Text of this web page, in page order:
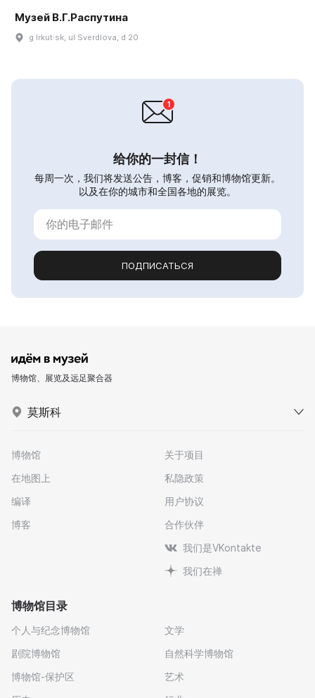
Музей В.Г.Распутина
g Irkut·sk, ul Sverdlova, d 20
给你的一封信！
每周一次，我们将发送公告，博客，促销和博物馆更新。
以及在你的城市和全国各地的展览。
ПОДПИСАТЬСЯ
博物馆、展览及远足聚合器
莫斯科
博物馆
在地图上
编译
博客
关于项目
私隐政策
用户协议
合作伙伴
我们是VKontakte
我们在禅
博物馆目录
个人与纪念博物馆
剧院博物馆
博物馆-保护区
文学
自然科学博物馆
艺术